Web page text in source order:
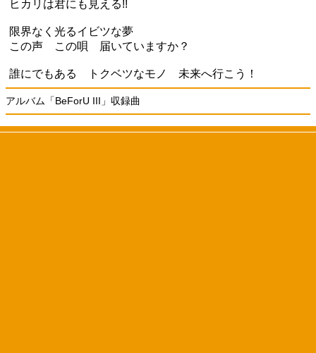
ヒカリは君にも見える!!
限界なく光るイビツな夢
この声 この唄 届いていますか？
誰にでもある トクベツなモノ 未来へ行こう！
アルバム「BeForU III」収録曲